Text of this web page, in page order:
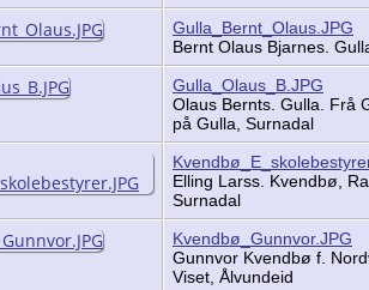
Gulla_Bernt_Olaus.JPG
Bernt Olaus Bjarnes.
Gulla_Olaus_B.JPG
Olaus Bernts. Gulla. Frå
på Gulla, Surnadal
Elling Larss. Kvendbø,
Surnadal
Kvendbø_Gunnvor.JPG
Gunnvor Kvendbø f.
Viset, Ålvundeid